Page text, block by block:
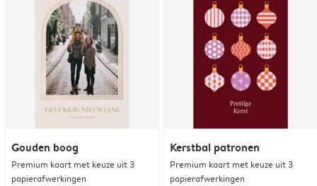
Gouden boog
Premium kaart met keuze uit 3
papierafwerkingen
Kerstbal patronen
Premium kaart met keuze uit 3
papierafwerkingen